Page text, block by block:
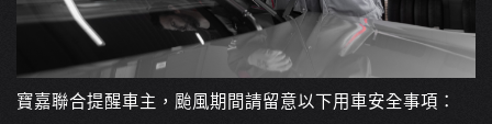
寶嘉聯合提醒車主，颱風期間請留意以下用車安全事項：